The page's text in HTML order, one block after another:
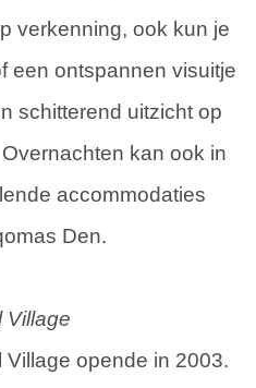
verkenning, ook kun je
een ontspannen visuitje
schitterend uitzicht op
kan ook in
accommodaties
Den.
Village
opende in 2003.